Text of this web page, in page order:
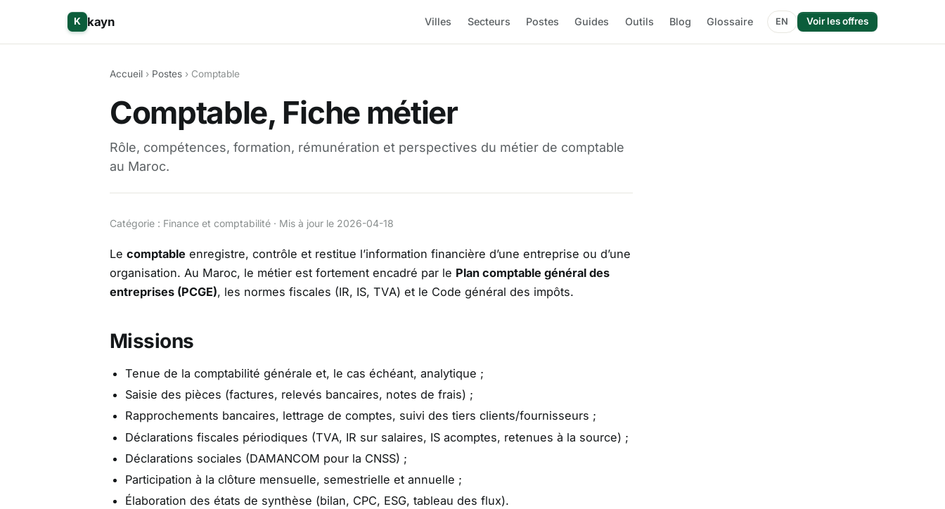
K kayn Villes Secteurs Postes Guides Outils Blog Glossaire EN Voir les offres
Accueil › Postes › Comptable
Comptable, Fiche métier
Rôle, compétences, formation, rémunération et perspectives du métier de comptable
au Maroc.
Catégorie : Finance et comptabilité · Mis à jour le 2026-04-18
Le comptable enregistre, contrôle et restitue l’information financière d’une entreprise ou d’une
organisation. Au Maroc, le métier est fortement encadré par le Plan comptable général des
entreprises (PCGE), les normes fiscales (IR, IS, TVA) et le Code général des impôts.
Missions
Tenue de la comptabilité générale et, le cas échéant, analytique ;
Saisie des pièces (factures, relevés bancaires, notes de frais) ;
Rapprochements bancaires, lettrage de comptes, suivi des tiers clients/fournisseurs ;
Déclarations fiscales périodiques (TVA, IR sur salaires, IS acomptes, retenues à la source) ;
Déclarations sociales (DAMANCOM pour la CNSS) ;
Participation à la clôture mensuelle, semestrielle et annuelle ;
Élaboration des états de synthèse (bilan, CPC, ESG, tableau des flux).